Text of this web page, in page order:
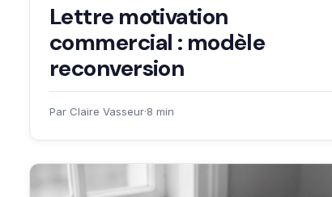
Lettre motivation
commercial : modèle
reconversion
Par Claire Vasseur·8 min